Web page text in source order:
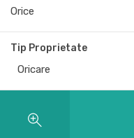
Tip Proprietate
Oricare